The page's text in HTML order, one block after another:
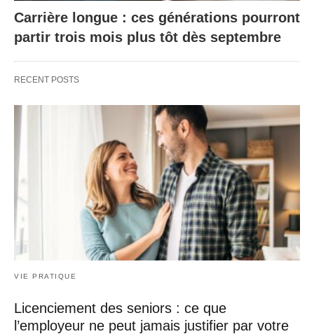
Carrière longue : ces générations pourront
partir trois mois plus tôt dès septembre
RECENT POSTS
VIE PRATIQUE
Licenciement des seniors : ce que
l’employeur ne peut jamais justifier par votre